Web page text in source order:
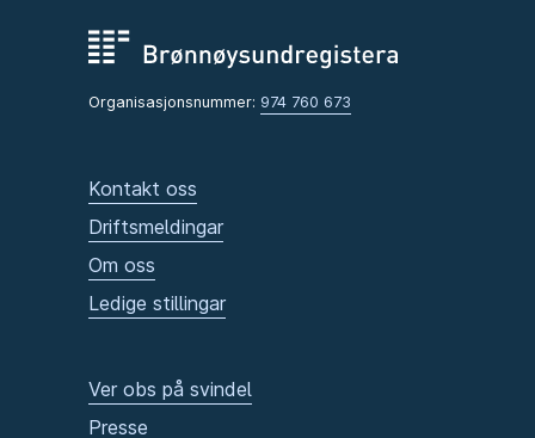
Organisasjonsnummer: 974 760 673
Kontakt oss
Driftsmeldingar
Om oss
Ledige stillingar
Ver obs på svindel
Presse